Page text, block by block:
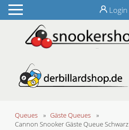
Login
Queues » Gäste Queues
»
Cannon Snooker Gäste Queue Schwarz